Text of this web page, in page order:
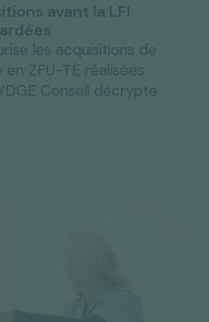
avant la LFI
les acquisitions de
ZFU-TE réalisées
Conseil décrypte